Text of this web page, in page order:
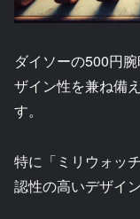
ダイソーの500円
ザイン性を兼ね備
す。
特に「ミリウォッ
認性の高いデザイ